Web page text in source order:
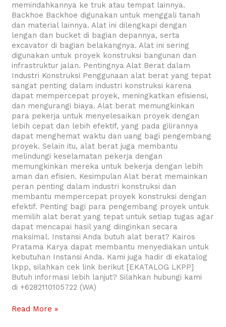
memindahkannya ke truk atau tempat lainnya.
Backhoe Backhoe digunakan untuk menggali tanah
dan material lainnya. Alat ini dilengkapi dengan
lengan dan bucket di bagian depannya, serta
excavator di bagian belakangnya. Alat ini sering
digunakan untuk proyek konstruksi bangunan dan
infrastruktur jalan. Pentingnya Alat Berat dalam
Industri Konstruksi Penggunaan alat berat yang tepat
sangat penting dalam industri konstruksi karena
dapat mempercepat proyek, meningkatkan efisiensi,
dan mengurangi biaya. Alat berat memungkinkan
para pekerja untuk menyelesaikan proyek dengan
lebih cepat dan lebih efektif, yang pada gilirannya
dapat menghemat waktu dan uang bagi pengembang
proyek. Selain itu, alat berat juga membantu
melindungi keselamatan pekerja dengan
memungkinkan mereka untuk bekerja dengan lebih
aman dan efisien. Kesimpulan Alat berat memainkan
peran penting dalam industri konstruksi dan
membantu mempercepat proyek konstruksi dengan
efektif. Penting bagi para pengembang proyek untuk
memilih alat berat yang tepat untuk setiap tugas agar
dapat mencapai hasil yang diinginkan secara
maksimal. Instansi Anda butuh alat berat? Kairos
Pratama Karya dapat membantu menyediakan untuk
kebutuhan Instansi Anda. Kami juga hadir di ekatalog
lkpp, silahkan cek link berikut [EKATALOG LKPP]
Butuh informasi lebih lanjut? Silahkan hubungi kami
di +6282110105722 (WA)
Read More »